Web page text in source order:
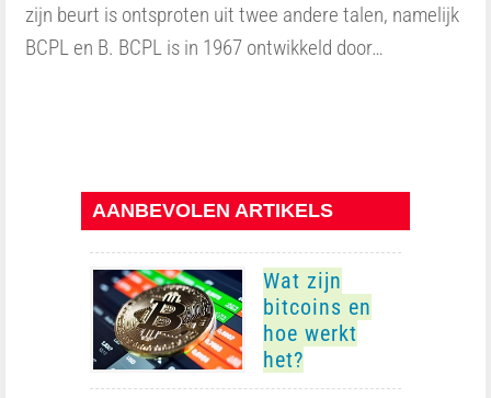
zijn beurt is ontsproten uit twee andere talen, namelijk
BCPL en B. BCPL is in 1967 ontwikkeld door…
AANBEVOLEN ARTIKELS
Wat zijn
bitcoins en
hoe werkt
het?